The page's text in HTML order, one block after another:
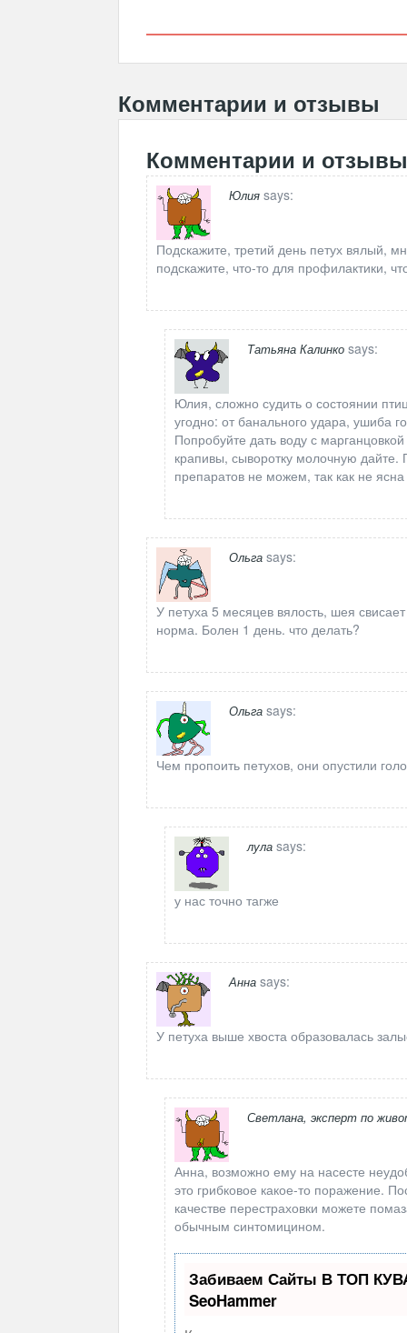
Комментарии и отзывы
Комментарии и отзывы
Юлия says:
Подскажите, третий день петух вялый,
подскажите, что-то для профилактики,
Татьяна Калинко says:
Юлия, сложно судить о состоянии
угодно: от банального удара, ушиба
Попробуйте дать воду с
крапивы, сыворотку молочную дайте.
препаратов не можем, так как не ясна
Ольга says:
У петуха 5 месяцев вялость, шея
норма. Болен 1 день. что делать?
Ольга says:
Чем пропоить петухов, они опустили
лула says:
у нас точно тагже
Анна says:
У петуха выше хвоста образовалась
Светлана, эксперт по
Анна, возможно ему на насесте
это грибковое какое-то поражение.
качестве перестраховки можете
обычным синтомицином.
Забиваем Сайты В ТОП
SeoHammer